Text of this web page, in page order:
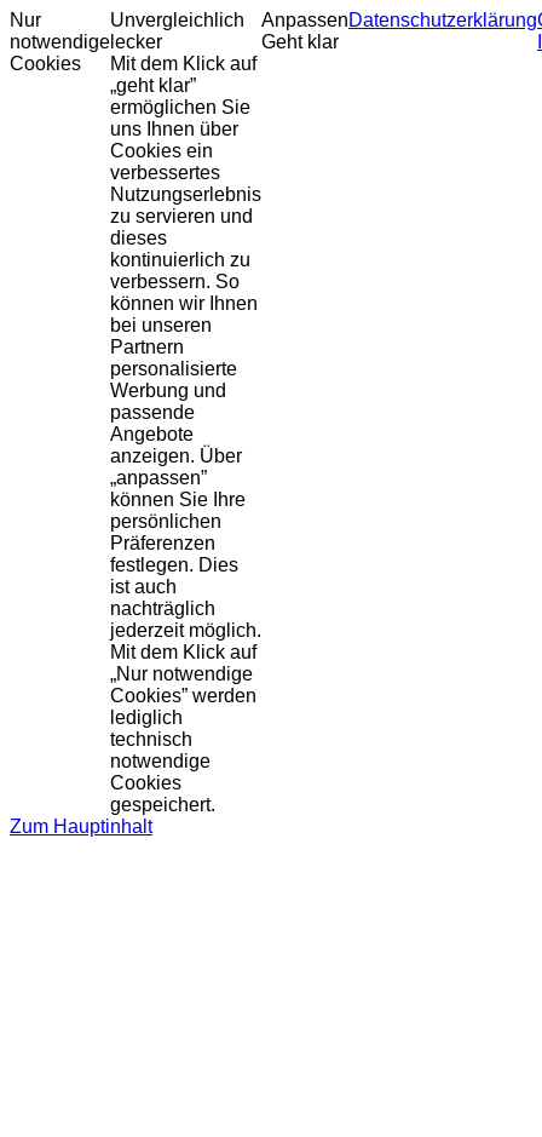
Nur
notwendige
Cookies
Unvergleichlich
lecker
Mit dem Klick auf
„geht klar”
ermöglichen Sie
uns Ihnen über
Cookies ein
verbessertes
Nutzungserlebnis
zu servieren und
dieses
kontinuierlich zu
verbessern. So
können wir Ihnen
bei unseren
Partnern
personalisierte
Werbung und
passende
Angebote
anzeigen. Über
„anpassen”
können Sie Ihre
persönlichen
Präferenzen
festlegen. Dies
ist auch
nachträglich
jederzeit möglich.
Mit dem Klick auf
„Nur notwendige
Cookies” werden
lediglich
technisch
notwendige
Cookies
gespeichert.
Anpassen
Geht klar
Datenschutzerklärung
Zum Hauptinhalt